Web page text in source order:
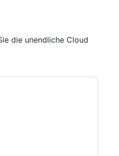
die unendliche Cloud